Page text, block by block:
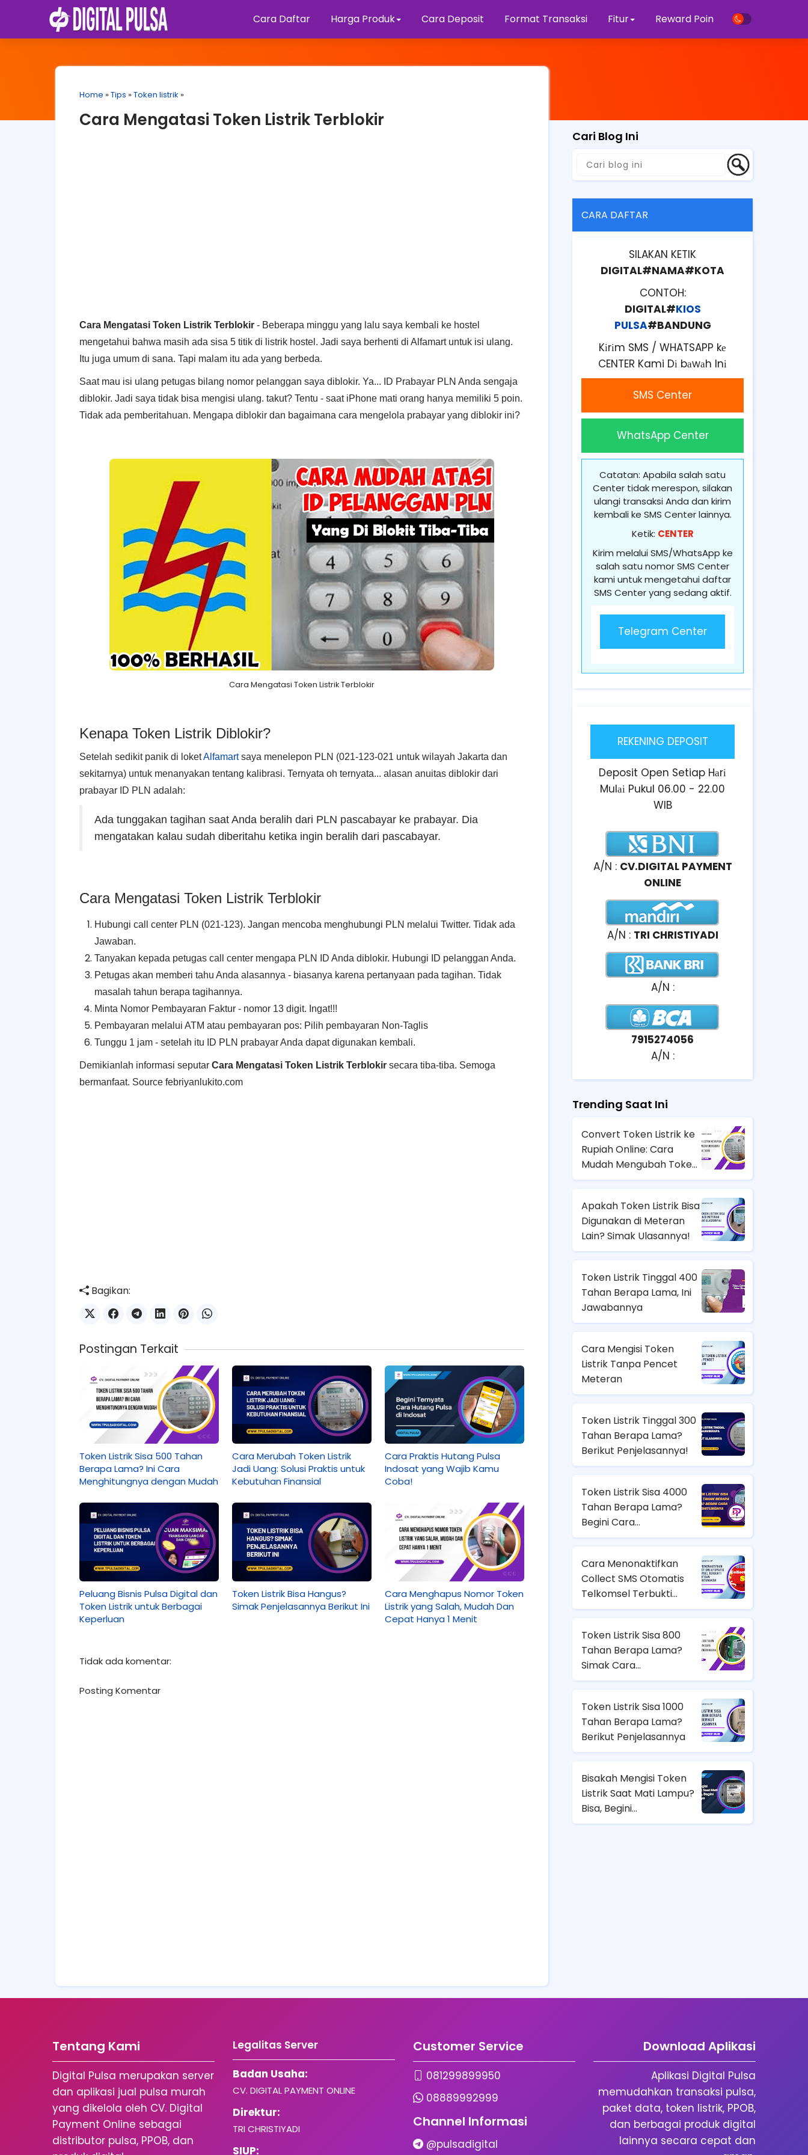
Cara Daftar Harga Produk Cara Deposit Format Transaksi Fitur Reward Poin
Home »Tips »Token listrik »
Cara Mengatasi Token Listrik Terblokir
Cara Mengatasi Token Listrik Terblokir - Beberapa minggu yang lalu saya kembali ke hostel
mengetahui bahwa masih ada sisa 5 titik di listrik hostel. Jadi saya berhenti di Alfamart untuk isi ulang.
Itu juga umum di sana. Tapi malam itu ada yang berbeda.
Saat mau isi ulang petugas bilang nomor pelanggan saya diblokir. Ya... ID Prabayar PLN Anda sengaja
diblokir. Jadi saya tidak bisa mengisi ulang. takut? Tentu - saat iPhone mati orang hanya memiliki 5 poin.
Tidak ada pemberitahuan. Mengapa diblokir dan bagaimana cara mengelola prabayar yang diblokir ini?
Cara Mengatasi Token Listrik Terblokir
Kenapa Token Listrik Diblokir?
Setelah sedikit panik di loketAlfamartsaya menelepon PLN (021-123-021 untuk wilayah Jakarta dan
sekitarnya) untuk menanyakan tentang kalibrasi. Ternyata oh ternyata... alasan anuitas diblokir dari
prabayar ID PLN adalah:
Ada tunggakan tagihan saat Anda beralih dari PLN pascabayar ke prabayar. Dia
mengatakan kalau sudah diberitahu ketika ingin beralih dari pascabayar.
Cara Mengatasi Token Listrik Terblokir
Hubungi call center PLN (021-123). Jangan mencoba menghubungi PLN melalui Twitter. Tidak ada
Jawaban.
Tanyakan kepada petugas call center mengapa PLN ID Anda diblokir. Hubungi ID pelanggan Anda.
Petugas akan memberi tahu Anda alasannya - biasanya karena pertanyaan pada tagihan. Tidak
masalah tahun berapa tagihannya.
Minta Nomor Pembayaran Faktur - nomor 13 digit. Ingat!!!
Pembayaran melalui ATM atau pembayaran pos: Pilih pembayaran Non-Taglis
Tunggu 1 jam - setelah itu ID PLN prabayar Anda dapat digunakan kembali.
Demikianlah informasi seputar Cara Mengatasi Token Listrik Terblokir secara tiba-tiba. Semoga
bermanfaat. Source febriyanlukito.com
Bagikan:
Postingan Terkait
Token Listrik Sisa 500 Tahan
Berapa Lama? Ini Cara
Menghitungnya dengan Mudah
Cara Merubah Token Listrik
Jadi Uang: Solusi Praktis untuk
Kebutuhan Finansial
Cara Praktis Hutang Pulsa
Indosat yang Wajib Kamu
Coba!
Peluang Bisnis Pulsa Digital dan
Token Listrik untuk Berbagai
Keperluan
Token Listrik Bisa Hangus?
Simak Penjelasannya Berikut Ini
Cara Menghapus Nomor Token
Listrik yang Salah, Mudah Dan
Cepat Hanya 1 Menit
Tidak ada komentar:
Posting Komentar
Cari Blog Ini
CARA DAFTAR
SILAKAN KETIK
DIGITAL#NAMA#KOTA
CONTOH:
DIGITAL#KIOS
PULSA#BANDUNG
Kіrіm SMS / WHATSAPP kе
CENTER Kami Dі bаwаh Inі
SMS Center
WhatsApp Center
Catatan: Apabila salah satu
Center tidak merespon, silakan
ulangi transaksi Anda dan kirim
kembali ke SMS Center lainnya.
Ketik: CENTER
Kirim melalui SMS/WhatsApp ke
salah satu nomor SMS Center
kami untuk mengetahui daftar
SMS Center yang sedang aktif.
Telegram Center
REKENING DEPOSIT
Deposit Open Setiap Hаrі
Mulаі Pukul 06.00 - 22.00
WIB
A/N : CV.DIGITAL PAYMENT
ONLINE
A/N : TRI CHRISTIYADI
A/N :
7915274056
A/N :
Trending Saat Ini
Convert Token Listrik ke
Rupiah Online: Cara
Mudah Mengubah Token
Jadi Uang Tunai
Apakah Token Listrik Bisa
Digunakan di Meteran
Lain? Simak Ulasannya!
Token Listrik Tinggal 400
Tahan Berapa Lama, Ini
Jawabannya
Cara Mengisi Token
Listrik Tanpa Pencet
Meteran
Token Listrik Tinggal 300
Tahan Berapa Lama?
Berikut Penjelasannya!
Token Listrik Sisa 4000
Tahan Berapa Lama?
Begini Cara
Menghitungnya
Cara Menonaktifkan
Collect SMS Otomatis
Telkomsel Terbukti
Efektif dan
Token Listrik Sisa 800
Tahan Berapa Lama?
Simak Cara
Menghitungnya dengan
Token Listrik Sisa 1000
Tahan Berapa Lama?
Berikut Penjelasannya
Bisakah Mengisi Token
Listrik Saat Mati Lampu?
Bisa, Begini
Penjelasannya
Tentang Kami
Digital Pulsa merupakan server
dan aplikasi jual pulsa murah
yang dikelola oleh CV. Digital
Payment Online sebagai
distributor pulsa, PPOB, dan
Legalitas Server
Badan Usaha:
CV. DIGITAL PAYMENT ONLINE
Direktur:
TRI CHRISTIYADI
SIUP:
Customer Service
081299899950
08889992999
Channel Informasi
@pulsadigital
Download Aplikasi
Aplikasi Digital Pulsa
memudahkan transaksi pulsa,
paket data, token listrik, PPOB,
dan berbagai produk digital
lainnya secara cepat dan